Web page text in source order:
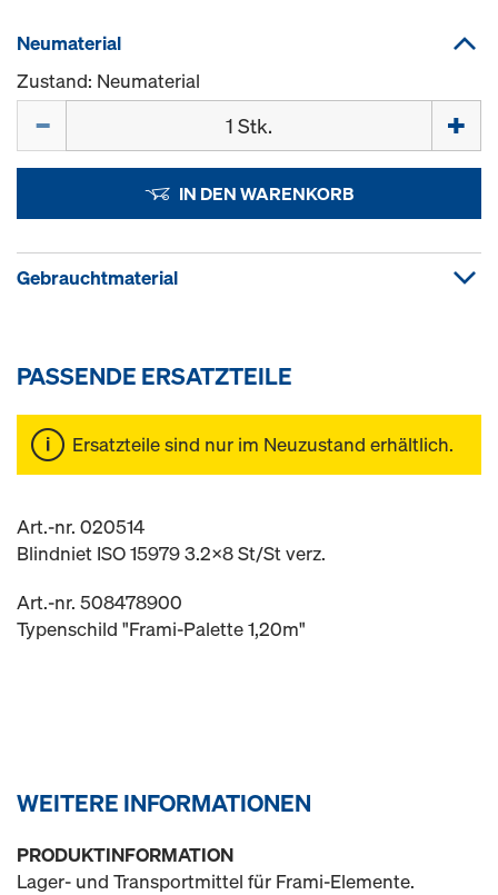
Neumaterial
Zustand: Neumaterial
IN DEN WARENKORB
Gebrauchtmaterial
PASSENDE ERSATZTEILE
Ersatzteile sind nur im Neuzustand erhältlich.
Art.-nr. 020514
Blindniet ISO 15979 3.2x8 St/St verz.
Art.-nr. 508478900
Typenschild "Frami-Palette 1,20m"
WEITERE INFORMATIONEN
PRODUKTINFORMATION
Lager- und Transportmittel für Frami-Elemente.